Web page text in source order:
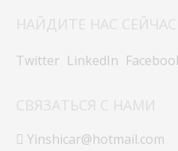
НАЙДИТЕ НАС СЕЙЧАС
Twitter LinkedIn
СВЯЗАТЬСЯ С НАМИ
 Yinshicar@hotmail.com